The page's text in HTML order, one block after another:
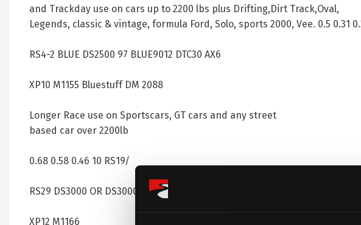
and Trackday use on cars up to 2200 lbs plus Drifting,Dirt Track,Oval,
Legends, classic & vintage, formula Ford, Solo, sports 2000, Vee. 0.5 0.31
RS4-2 BLUE DS2500 97 BLUE9012 DTC30 AX6
XP10 M1155 Bluestuff DM 2088
Longer Race use on Sportscars, GT cars and any street
based car over 2200lb
0.68 0.58 0.46 10 RS19/
RS29 DS3000 OR DS3000 ENDURANCE 01 HT10 DTC70 XP8
XP12 M1166